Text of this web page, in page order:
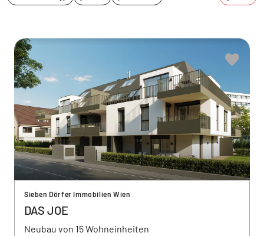
Sieben Dörfer Immobilien Wien
DAS JOE
Neubau von 15 Wohneinheiten